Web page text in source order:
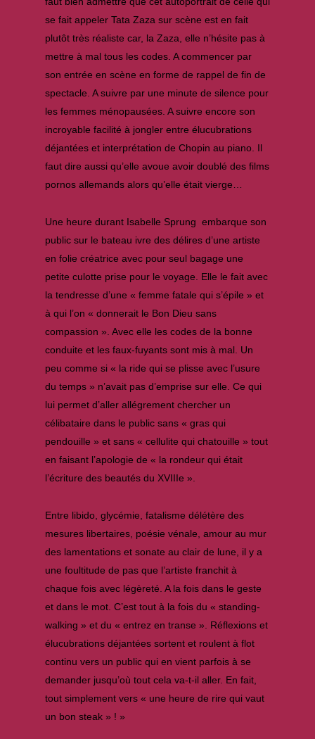
se fait appeler Tata Zaza sur scène est en fait
plutôt très réaliste car, la Zaza, elle n’hésite pas à
mettre à mal tous les codes. A commencer par
son entrée en scène en forme de rappel de fin de
spectacle. A suivre par une minute de silence pour
les femmes ménopausées. A suivre encore son
incroyable facilité à jongler entre élucubrations
déjantées et interprétation de Chopin au piano. Il
faut dire aussi qu’elle avoue avoir doublé des films
pornos allemands alors qu’elle était vierge…
Une heure durant Isabelle Sprung embarque son
public sur le bateau ivre des délires d’une artiste
en folie créatrice avec pour seul bagage une
petite culotte prise pour le voyage. Elle le fait avec
la tendresse d’une « femme fatale qui s’épile » et
à qui l’on « donnerait le Bon Dieu sans
compassion ». Avec elle les codes de la bonne
conduite et les faux-fuyants sont mis à mal. Un
peu comme si « la ride qui se plisse avec l’usure
du temps » n’avait pas d’emprise sur elle. Ce qui
lui permet d’aller allégrement chercher un
célibataire dans le public sans « gras qui
pendouille » et sans « cellulite qui chatouille » tout
en faisant l’apologie de « la rondeur qui était
l’écriture des beautés du XVIIIe ».
Entre libido, glycémie, fatalisme délétère des
mesures libertaires, poésie vénale, amour au mur
des lamentations et sonate au clair de lune, il y a
une foultitude de pas que l’artiste franchit à
chaque fois avec légèreté. A la fois dans le geste
et dans le mot. C’est tout à la fois du « standing-
walking » et du « entrez en transe ». Réflexions et
élucubrations déjantées sortent et roulent à flot
continu vers un public qui en vient parfois à se
demander jusqu’où tout cela va-t-il aller. En fait,
tout simplement vers « une heure de rire qui vaut
un bon steak » ! »